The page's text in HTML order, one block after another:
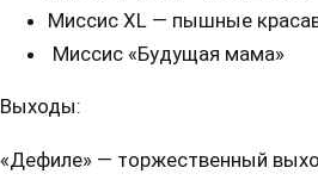
Миссис XL — пышные
Миссис «Будущая мама»
Выходы:
«Дефиле» — торжественный